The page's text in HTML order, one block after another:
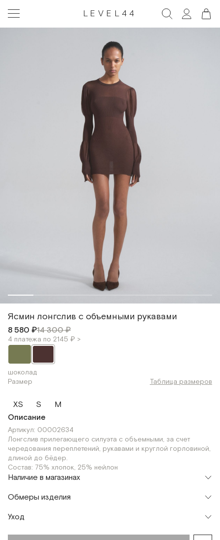
LEVEL44
Ясмин лонгслив с объемными рукавами
8 580 ₽14 300 ₽
4 платежа по 2145 ₽ >
шоколад
Размер
Таблица размеров
XS S
M
Описание
Артикул: 00002634
Лонгслив прилегающего силуэта с объемными, за счет
чередования переплетений, рукавами и круглой горловиной,
длиной до бёдер.
Состав: 75% хлопок, 25% нейлон
Наличие в магазинах
г. Москва, Малая Бронная 16
S
Обмеры изделия
Уход